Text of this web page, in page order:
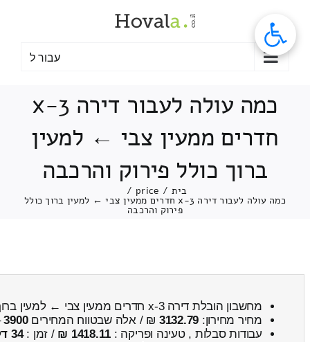
עבור ל
כמה עולה לעבור דירה 3-x
חדרים ממעין צבי ← למעין
ברוך כולל פירוק והרכבה
בית /
price
/
כמה עולה לעבור דירה 3-x חדרים ממעין צבי ← למעין ברוך כולל
פירוק והרכבה
מחשבון הובלת דירה 3-x חדרים ממעין צבי ← למעין ברוך
מחיר מחירון: 3132.79 ₪ / אלה שבטווח המחירים3900
עבודות סבלות , טעינה ופריקה : 1418.11 ₪ / זמן :34 דקות 1 שניות